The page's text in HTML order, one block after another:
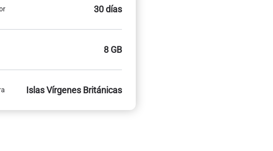
30 días
8 GB
Islas Vírgenes Británicas